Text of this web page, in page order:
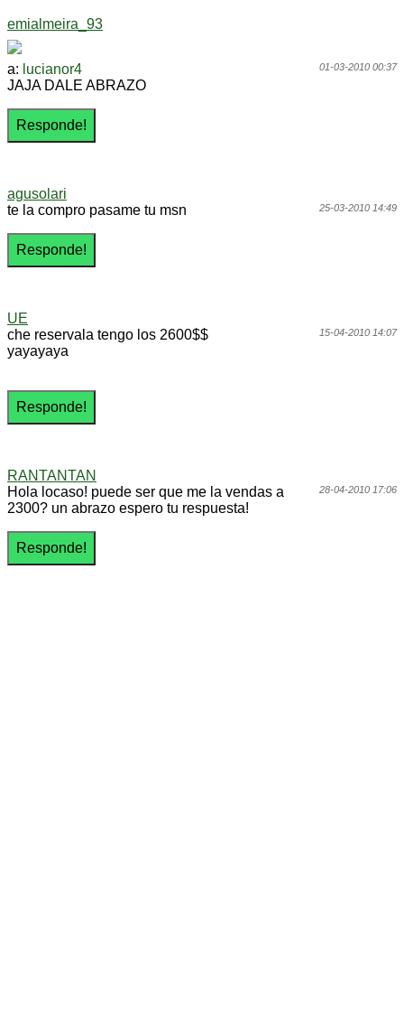
emialmeira_93
01-03-2010 00:37
a: lucianor4
JAJA DALE ABRAZO
agusolari
25-03-2010 14:49
te la compro pasame tu msn
UE
15-04-2010 14:07
che reservala tengo los 2600$$
yayayaya
RANTANTAN
28-04-2010 17:06
Hola locaso! puede ser que me la vendas a
2300? un abrazo espero tu respuesta!